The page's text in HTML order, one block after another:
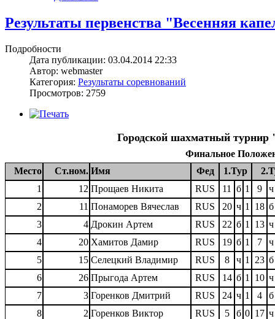
Результаты первенства "Весенняя
Подробности
Дата публикации: 03.04.2014 22:33
Автор: webmaster
Категория: Результаты соревнований
Просмотров: 2759
Городской шахматный турнир
Финальное
Место
Ст.ном. Имя Фед 1.Тур
1
12 Прощаев Никита RUS 11 б 1 9
ч
2
11 Понаморев Вячеслав RUS 20 ч 1 18 б
3
4 Дрокин Артем RUS 22 б 1 13 ч
4
20 Хамитов Дамир RUS 19 б 1 7
ч
5
15 Селецкий Владимир RUS 8 ч 1 23 б
6
26 Прыгода Артем RUS 14 б 1 10 ч
7
3 Горенков Дмитрий RUS 24 ч 1 4
б
8
2 Горенков Виктор RUS 5 б 0 17 ч